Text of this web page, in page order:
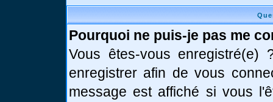
Pourquoi ne puis-je pas me
Vous êtes-vous enregistré(e)
enregistrer afin de vous
message est affiché si vous